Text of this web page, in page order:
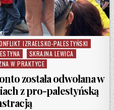
IZRAELSKO-PALESTYŃSKI
SKRAJNA LEWICA
W PRAKTYCE
została odwołana w
z pro-palestyńską